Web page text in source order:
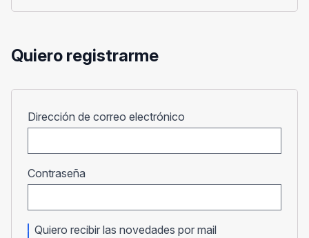
Quiero registrarme
Dirección de correo electrónico
Contraseña
Quiero recibir las novedades por mail